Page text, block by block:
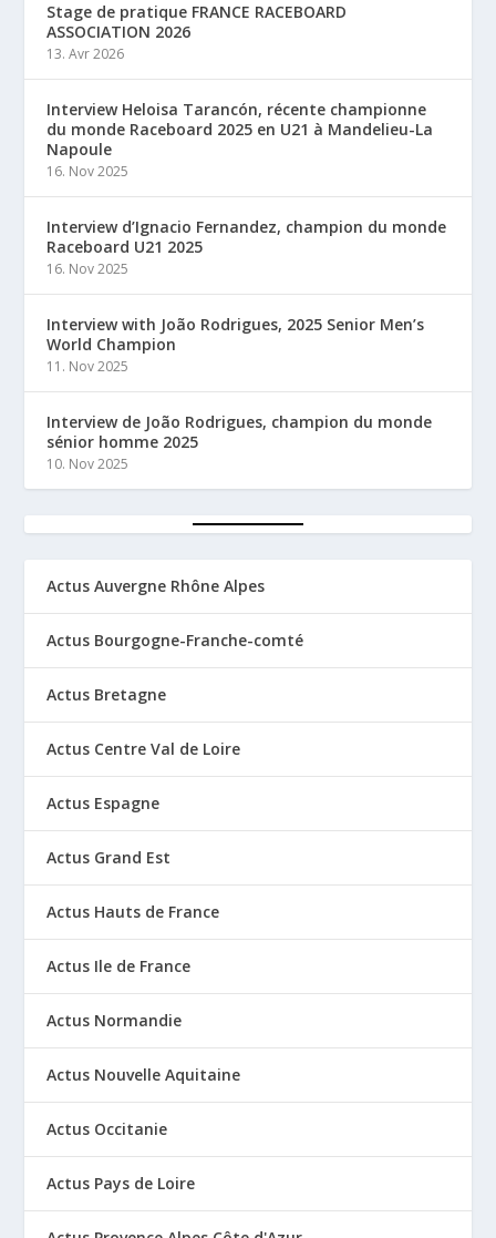
Stage de pratique FRANCE RACEBOARD
ASSOCIATION 2026
13. Avr 2026
Interview Heloisa Tarancón, récente championne
du monde Raceboard 2025 en U21 à Mandelieu-La
Napoule
16. Nov 2025
Interview d’Ignacio Fernandez, champion du monde
Raceboard U21 2025
16. Nov 2025
Interview with João Rodrigues, 2025 Senior Men’s
World Champion
11. Nov 2025
Interview de João Rodrigues, champion du monde
sénior homme 2025
10. Nov 2025
Actus Auvergne Rhône Alpes
Actus Bourgogne-Franche-comté
Actus Bretagne
Actus Centre Val de Loire
Actus Espagne
Actus Grand Est
Actus Hauts de France
Actus Ile de France
Actus Normandie
Actus Nouvelle Aquitaine
Actus Occitanie
Actus Pays de Loire